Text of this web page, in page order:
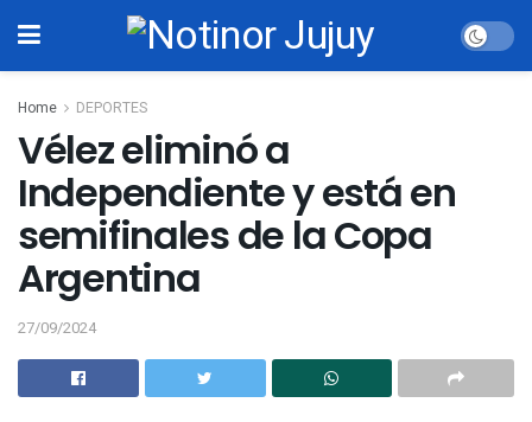
Home DEPORTES
Vélez eliminó a
Independiente y está en
semifinales de la Copa
Argentina
27/09/2024